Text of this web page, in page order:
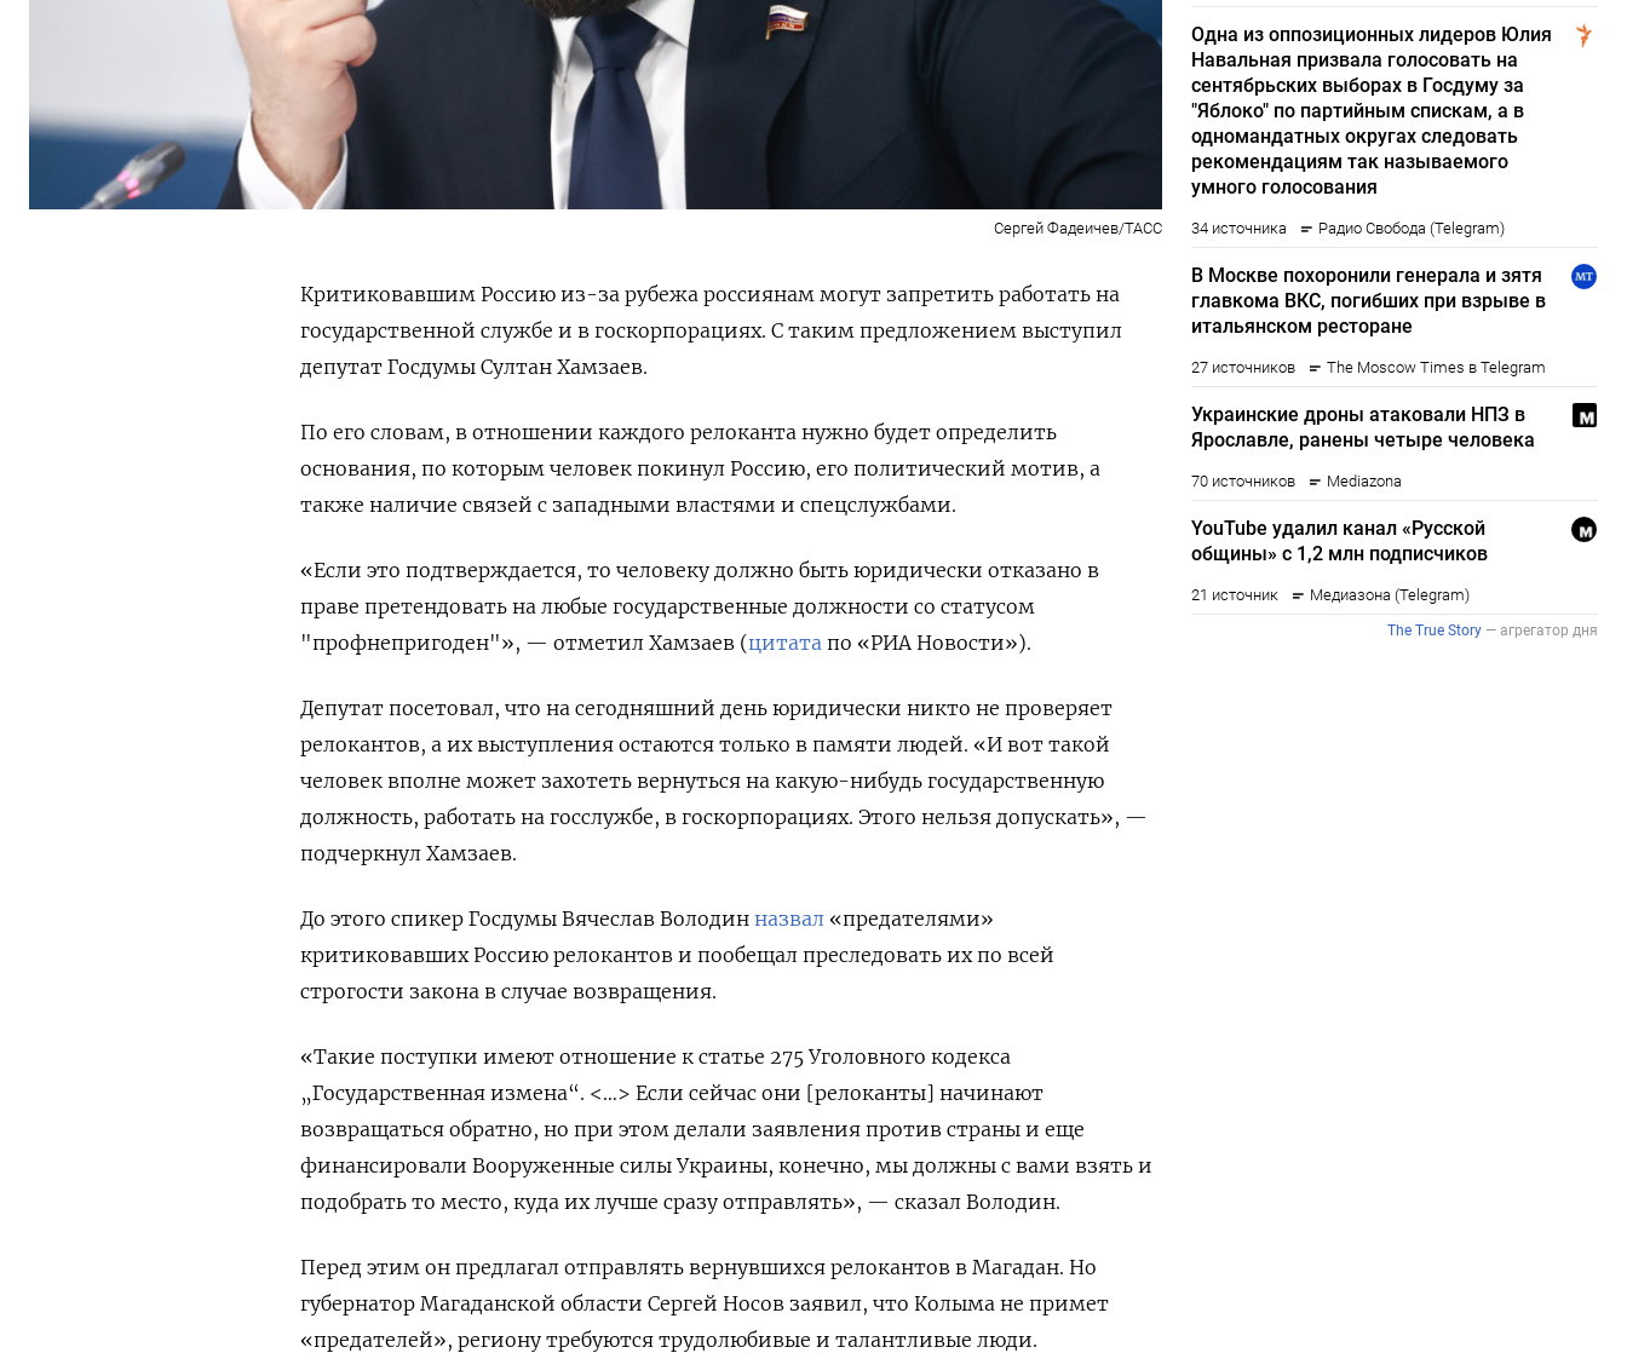
Сергей Фадеичев/ТАСС
Критиковавшим Россию из-за рубежа россиянам могут запретить работать на
государственной службе и в госкорпорациях. С таким предложением выступил
депутат Госдумы Султан Хамзаев.
По его словам, в отношении каждого релоканта нужно будет определить
основания, по которым человек покинул Россию, его политический мотив, а
также наличие связей с западными властями и спецслужбами.
«Если это подтверждается, то человеку должно быть юридически отказано в
праве претендовать на любые государственные должности со статусом
"профнепригоден"», — отметил Хамзаев (цитата по «РИА Новости»).
Депутат посетовал, что на сегодняшний день юридически никто не проверяет
релокантов, а их выступления остаются только в памяти людей. «И вот такой
человек вполне может захотеть вернуться на какую-нибудь государственную
должность, работать на госслужбе, в госкорпорациях. Этого нельзя допускать», —
подчеркнул Хамзаев.
До этого спикер Госдумы Вячеслав Володин назвал «предателями»
критиковавших Россию релокантов и пообещал преследовать их по всей
строгости закона в случае возвращения.
«Такие поступки имеют отношение к статье 275 Уголовного кодекса
„Государственная измена“. <…> Если сейчас они [релоканты] начинают
возвращаться обратно, но при этом делали заявления против страны и еще
финансировали Вооруженные силы Украины, конечно, мы должны с вами взять и
подобрать то место, куда их лучше сразу отправлять», — сказал Володин.
Перед этим он предлагал отправлять вернувшихся релокантов в Магадан. Но
губернатор Магаданской области Сергей Носов заявил, что Колыма не примет
«предателей», региону требуются трудолюбивые и талантливые люди.